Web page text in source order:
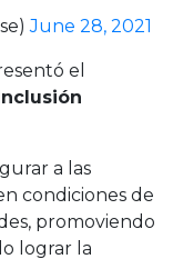
June 28, 2021
el
a las
condiciones de
promoviendo
lograr la